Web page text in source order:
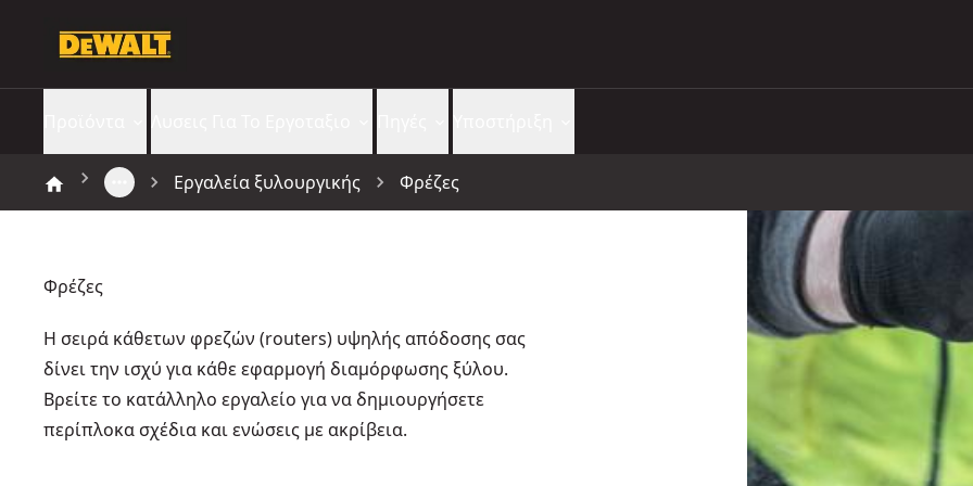
Εργαλεία ξυλουργικής Φρέζες
Φρέζες
Η σειρά κάθετων φρεζών (routers) υψηλής απόδοσης σας
δίνει την ισχύ για κάθε εφαρμογή διαμόρφωσης ξύλου.
Βρείτε το κατάλληλο εργαλείο για να δημιουργήσετε
περίπλοκα σχέδια και ενώσεις με ακρίβεια.